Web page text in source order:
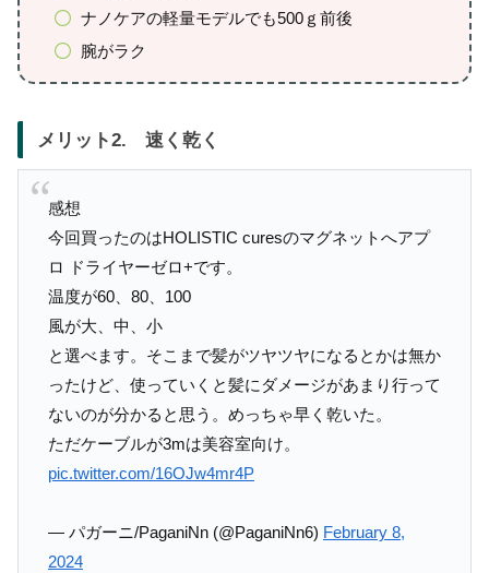
ナノケアの軽量モデルでも500ｇ前後
腕がラク
メリット2. 速く乾く
感想
今回買ったのはHOLISTIC curesのマグネットへアプ
ロ ドライヤーゼロ+です。
温度が60、80、100
風が大、中、小
と選べます。そこまで髪がツヤツヤになるとかは無か
ったけど、使っていくと髪にダメージがあまり行って
ないのが分かると思う。めっちゃ早く乾いた。
ただケーブルが3mは美容室向け。
pic.twitter.com/16OJw4mr4P
— パガーニ/PaganiNn (@PaganiNn6) February 8,
2024